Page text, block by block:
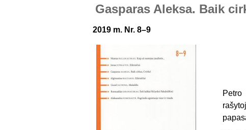
Gasparas Aleksa. Baik
2019 m. Nr. 8–9